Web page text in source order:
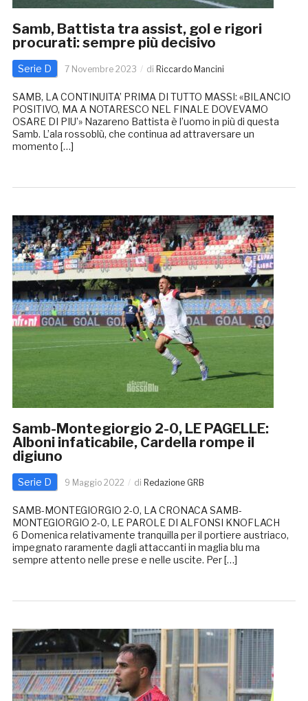
Samb, Battista tra assist, gol e rigori
procurati: sempre più decisivo
Serie D 7 Novembre 2023 di Riccardo Mancini
SAMB, LA CONTINUITA’ PRIMA DI TUTTO MASSI: «BILANCIO
POSITIVO, MA A NOTARESCO NEL FINALE DOVEVAMO
OSARE DI PIU’» Nazareno Battista è l’uomo in più di questa
Samb. L’ala rossoblù, che continua ad attraversare un
momento […]
Samb-Montegiorgio 2-0, LE PAGELLE:
Alboni infaticabile, Cardella rompe il
digiuno
Serie D 9 Maggio 2022 di Redazione GRB
SAMB-MONTEGIORGIO 2-0, LA CRONACA SAMB-
MONTEGIORGIO 2-0, LE PAROLE DI ALFONSI KNOFLACH
6 Domenica relativamente tranquilla per il portiere austriaco,
impegnato raramente dagli attaccanti in maglia blu ma
sempre attento nelle prese e nelle uscite. Per […]